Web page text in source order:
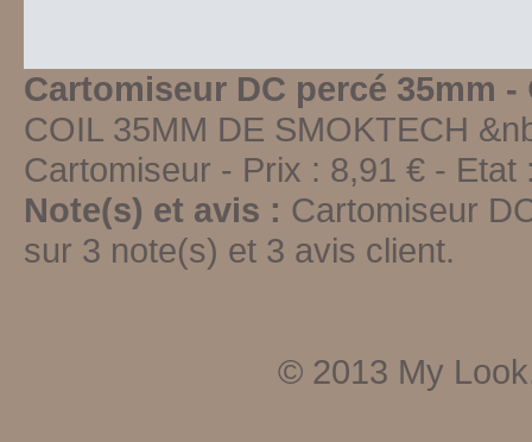
Cartomiseur DC percé 35mm -
COIL 35MM DE SMOKTECH
Cartomiseur - Prix : 8,91 € - Etat
Note(s) et avis : Cartomiseur
sur 3 note(s) et 3 avis client.
© 2013 My Look